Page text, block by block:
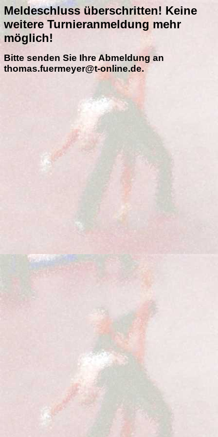
Meldeschluss überschritten! Keine
weitere Turnieranmeldung mehr
möglich!
Bitte senden Sie Ihre Abmeldung an
thomas.fuermeyer@t-online.de.